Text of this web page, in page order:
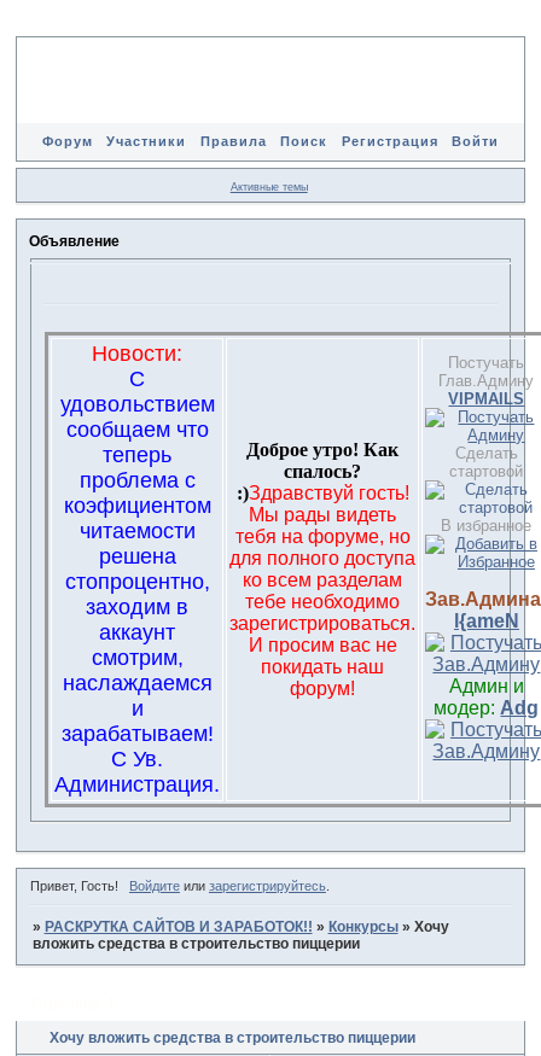
Форум Участники Правила Поиск Регистрация Войти
Активные темы
Объявление
Новости:
С
удовольствием
сообщаем что
теперь
проблема с
коэфициентом
читаемости
решена
стопроцентно,
заходим в
аккаунт
смотрим,
наслаждаемся
и
зарабатываем!
С Ув.
Администрация.
Доброе утро! Как
спалось?
:)Здравствуй гость!
Мы рады видеть
тебя на форуме, но
для полного доступа
ко всем разделам
тебе необходимо
зарегистрироваться.
И просим вас не
покидать наш
форум!
Постучать
Глав.Админу
VIPMAILS
Сделать
стартовой
В избранное
l{ameN
Админ и
модер: Adg
Привет, Гость! Войдитеили зарегистрируйтесь.
» РАСКРУТКА САЙТОВ И ЗАРАБОТОК!! » Конкурсы » Хочу
вложить средства в строительство пиццерии
Хочу вложить средства в строительство пиццерии